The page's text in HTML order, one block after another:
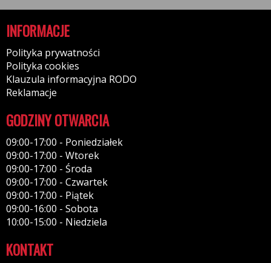
INFORMACJE
Polityka prywatności
Polityka cookies
Klauzula informacyjna RODO
Reklamacje
GODZINY OTWARCIA
09:00-17:00 - Poniedziałek
09:00-17:00 - Wtorek
09:00-17:00 - Środa
09:00-17:00 - Czwartek
09:00-17:00 - Piątek
09:00-16:00 - Sobota
10:00-15:00 - Niedziela
KONTAKT